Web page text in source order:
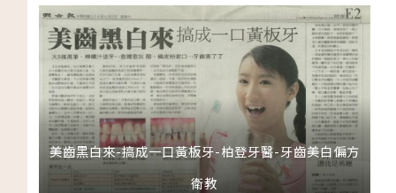
美齒黑白來-搞成一口黃板牙-柏登牙醫-牙齒美白偏方
衛教